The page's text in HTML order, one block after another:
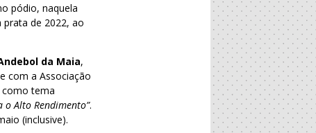
pódio, naquela
de 2022, ao
da Maia,
com a Associação
como tema
o Alto Rendimento”.
(inclusive).